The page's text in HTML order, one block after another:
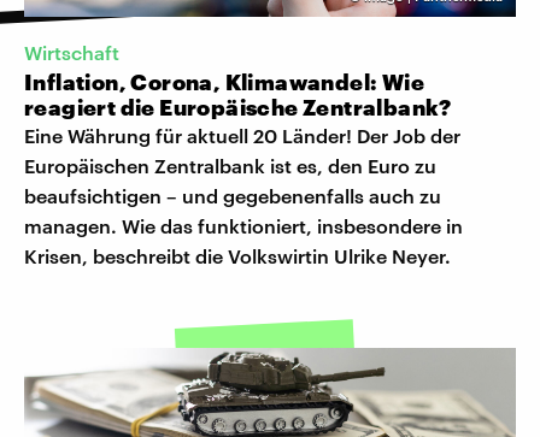
Wirtschaft
Inflation, Corona, Klimawandel: Wie
reagiert die Europäische Zentralbank?
Eine Währung für aktuell 20 Länder! Der Job der
Europäischen Zentralbank ist es, den Euro zu
beaufsichtigen – und gegebenenfalls auch zu
managen. Wie das funktioniert, insbesondere in
Krisen, beschreibt die Volkswirtin Ulrike Neyer.